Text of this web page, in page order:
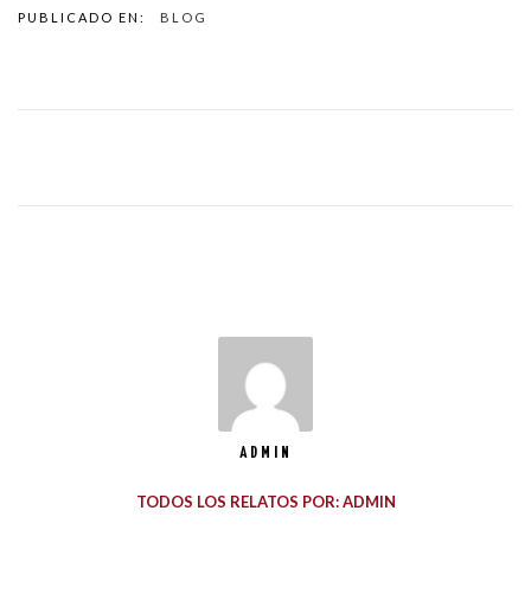
PUBLICADO EN: BLOG
ADMIN
TODOS LOS RELATOS POR: ADMIN